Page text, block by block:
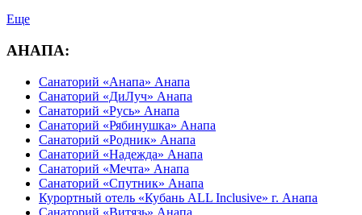
Еще
АНАПА:
Санаторий «Анапа» Анапа
Санаторий «ДиЛуч» Анапа
Санаторий «Русь» Анапа
Санаторий «Рябинушка» Анапа
Санаторий «Родник» Анапа
Санаторий «Надежда» Анапа
Санаторий «Мечта» Анапа
Санаторий «Спутник» Анапа
Курортный отель «Кубань ALL Inclusive» г. Анапа
Санаторий «Витязь» Анапа